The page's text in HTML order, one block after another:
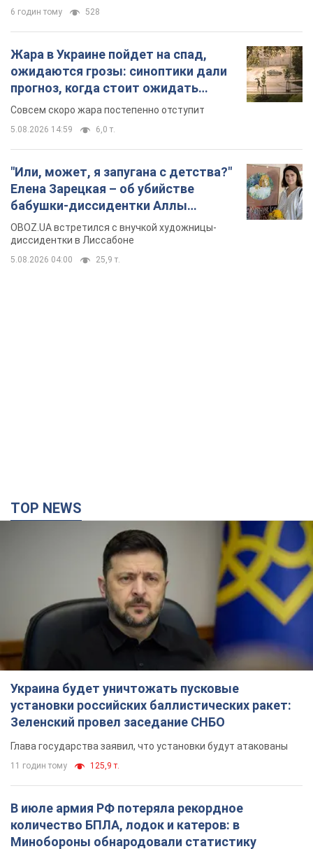
6 годин тому 528
Жара в Украине пойдет на спад,
ожидаются грозы: синоптики дали
прогноз, когда стоит ожидать
изменения погоды
Совсем скоро жара постепенно отступит
5.08.2026 14:59 6,0 т.
"Или, может, я запугана с детства?"
Елена Зарецкая – об убийстве
бабушки-диссидентки Аллы
Горской, критике сына Стуса и
бегстве в Португалию с пятью
детьми
OBOZ.UA встретился с внучкой художницы-
диссидентки в Лиссабоне
5.08.2026 04:00 25,9 т.
TOP NEWS
Украина будет уничтожать пусковые
установки российских баллистических ракет:
Зеленский провел заседание СНБО
Глава государства заявил, что установки будут атакованы
11 годин тому 125,9 т.
В июле армия РФ потеряла рекордное
количество БПЛА, лодок и катеров: в
Минобороны обнародовали статистику